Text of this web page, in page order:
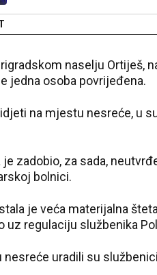
naselju Ortiješ,
jedna osoba povrijeđena.
na mjestu nesreće, u
zadobio, za sada,
bolnici.
je veća materijalna
uz regulaciju službenika
nesreće uradili su